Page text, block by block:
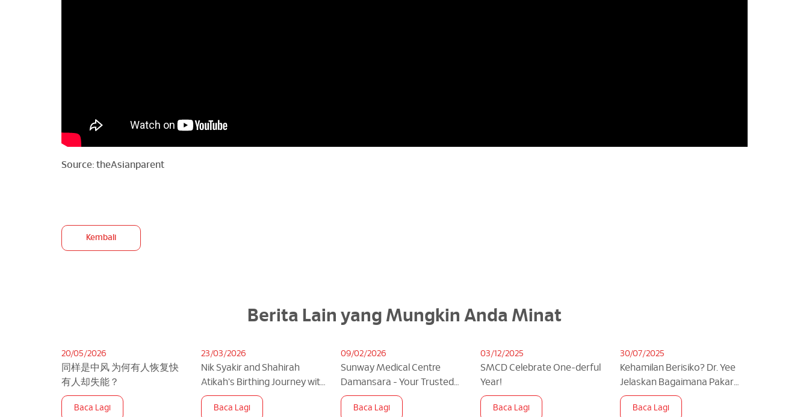
Source: theAsianparent
Kembali
Berita Lain yang Mungkin Anda Minat
20/05/2026
同样是中风 为何有人恢复快
有人却失能？
Baca Lagi
23/03/2026
Nik Syakir and Shahirah
Atikah's Birthing Journey with
SMCD
Baca Lagi
09/02/2026
Sunway Medical Centre
Damansara - Your Trusted
Partner In Maternity Care
Baca Lagi
03/12/2025
SMCD Celebrate One-derful
Year!
Baca Lagi
30/07/2025
Kehamilan Berisiko? Dr. Yee
Jelaskan Bagaimana Pakar
Neonatalogi Boleh Bantu
Anda! | theAsianparent
Baca Lagi